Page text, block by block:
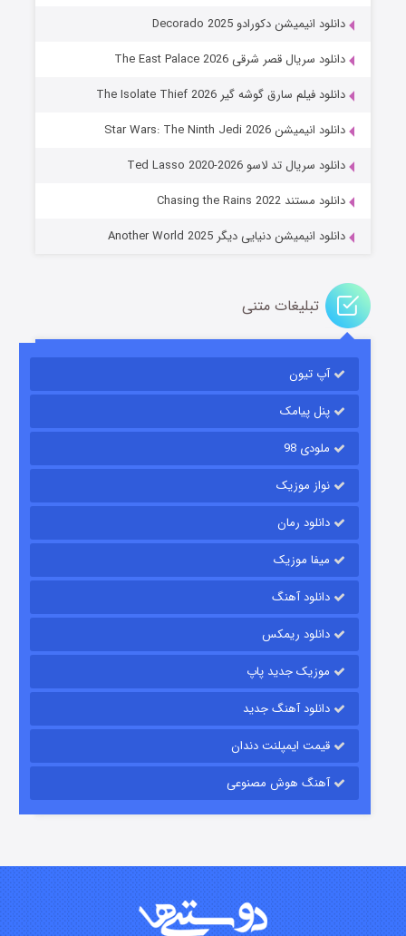
قسمت۱۴ (زیرنویس) منتشر شد
رویایی برای تو
قسمت
قسمت۲ (دوبله) منتشر شد
دانلود انیمیشن دکورادو Decorado 2025
دانلود سریال قصر شرقی The East Palace 2026
دانلود فیلم سارق گوشه گیر The Isolate Thief 2026
دانلود انیمیشن Star Wars: The Ninth Jedi 2026
دانلود سریال تد لاسو Ted Lasso 2020-2026
دانلود مستند Chasing the Rains 2022
دانلود انیمیشن دنیایی دیگر Another World 2025
تبلیغات متنی
آپ تیون
پنل پیامک
ملودی 98
نواز موزیک
دانلود رمان
میفا موزیک
دانلود آهنگ
دانلود ریمکس
موزیک جدید پاپ
دانلود آهنگ جدید
قیمت ایمپلنت دندان
آهنگ هوش مصنوعی